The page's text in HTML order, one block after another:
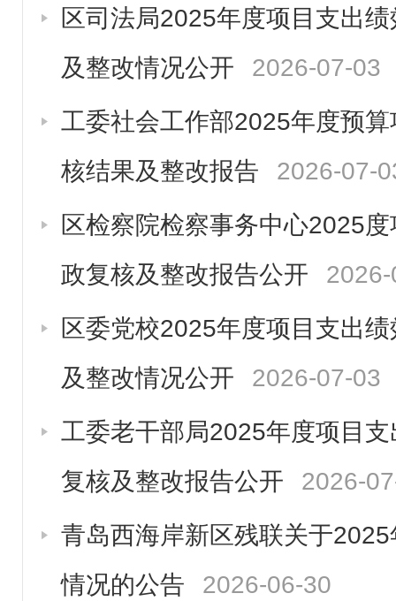
区司法局2025年度项目支出
及整改情况公开
2026-07-03
工委社会工作部2025年度预
核结果及整改报告
2026-07-
区检察院检察事务中心2025
政复核及整改报告公开
区委党校2025年度项目支出
及整改情况公开
2026-07-03
工委老干部局2025年度项目
复核及整改报告公开
2026-
青岛西海岸新区残联关于
情况的公告
2026-06-30